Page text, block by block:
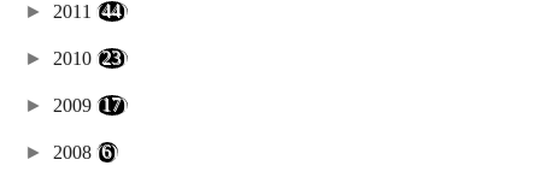
► 2011 (44)
► 2010 (23)
► 2009 (17)
► 2008 (6)